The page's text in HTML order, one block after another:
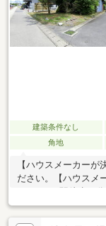
建築条件なし
角地
【ハウスメーカーが
ださい。【ハウスメ
します。■駅徒歩２
広々、約１５３坪の
があります。■高低